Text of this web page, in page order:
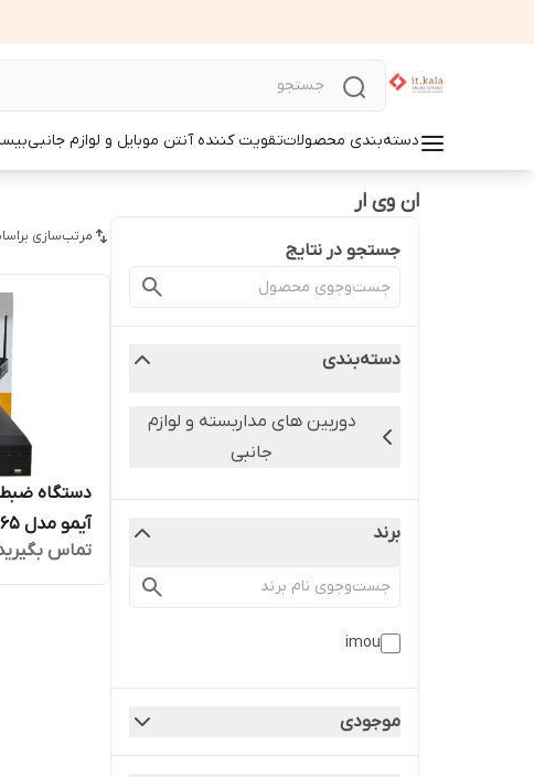
دسته‌بندی محصولاتتقویت کننده آنتن موبایل و لوازم جانبی
ان وی ار
جستجو در نتایج
دسته‌بندی
دوربین های مداربسته و لوازم
جانبی
برند
imou
موجودی
مرتب‌سازی
آیمو مدل NVR-H265
تماس